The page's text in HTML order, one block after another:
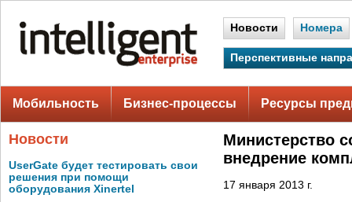
Новости Номера
Перспективные
Мобильность Бизнес-процессы Ресурсы
Новости
UserGate будет тестировать свои
решения при помощи
оборудования Xinertel
Министерство
внедрение
17 января 2013 г.